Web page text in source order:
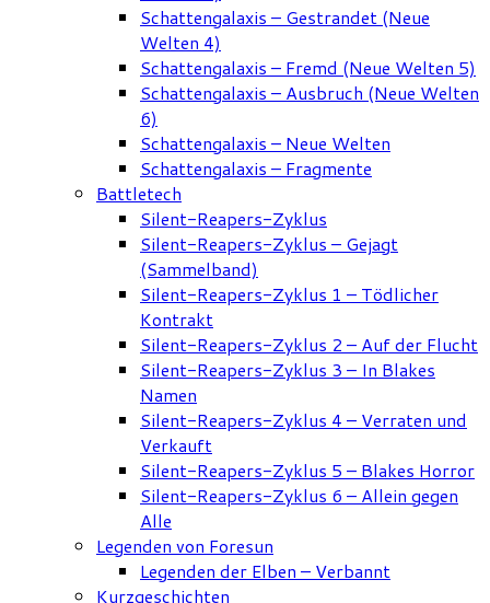
Schattengalaxis – Gestrandet (Neue
Welten 4)
Schattengalaxis – Fremd (Neue Welten 5)
Schattengalaxis – Ausbruch (Neue Welten
6)
Schattengalaxis – Neue Welten
Schattengalaxis – Fragmente
Battletech
Silent-Reapers-Zyklus
Silent-Reapers-Zyklus – Gejagt
(Sammelband)
Silent-Reapers-Zyklus 1 – Tödlicher
Kontrakt
Silent-Reapers-Zyklus 2 – Auf der Flucht
Silent-Reapers-Zyklus 3 – In Blakes
Namen
Silent-Reapers-Zyklus 4 – Verraten und
Verkauft
Silent-Reapers-Zyklus 5 – Blakes Horror
Silent-Reapers-Zyklus 6 – Allein gegen
Alle
Legenden von Foresun
Legenden der Elben – Verbannt
Kurzgeschichten